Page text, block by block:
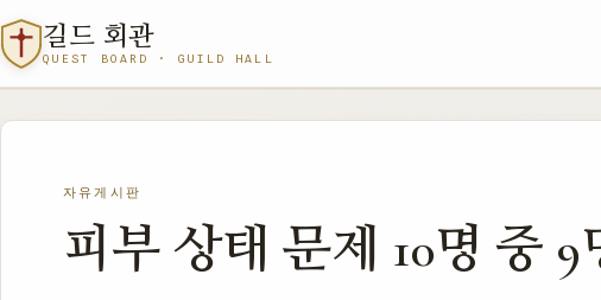
길드 회관
QUEST BOARD · GUILD HALL
자유게시판
피부 상태 문제 10명 중